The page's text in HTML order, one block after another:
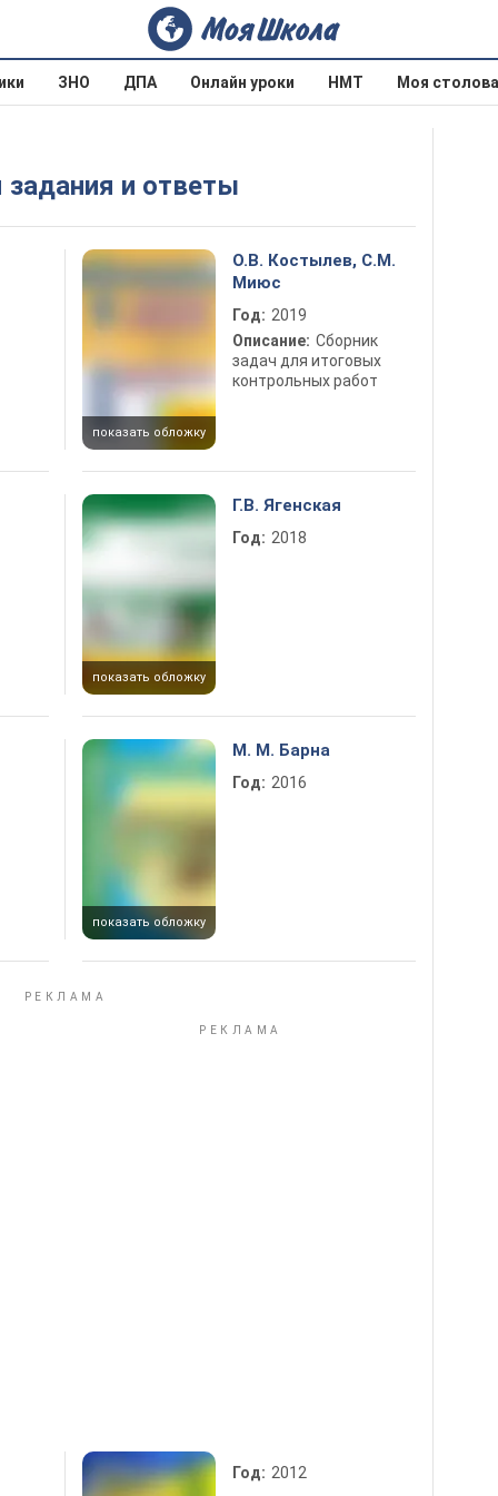
ЗНО ДПА Онлайн уроки НМТ Моя
задания и ответы
показать обложку
О.В. Костылев, С.М.
Миюс
Год: 2019
Описание: Сборник
задач для итоговых
контрольных работ
показать обложку
Г.В. Ягенская
Год: 2018
показать обложку
М. М. Барна
Год: 2016
Год: 2012